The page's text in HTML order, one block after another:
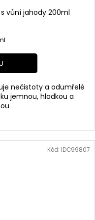
vůní jahody 200ml
nečistoty a odumřelé
jemnou, hladkou a
Kód: IDC99807